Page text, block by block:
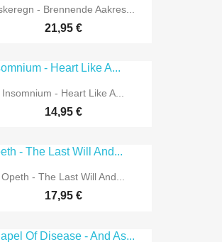
- Brennende Aakres...
21,95 €
Insomnium - Heart Like A...
14,95 €
Opeth - The Last Will And...
17,95 €